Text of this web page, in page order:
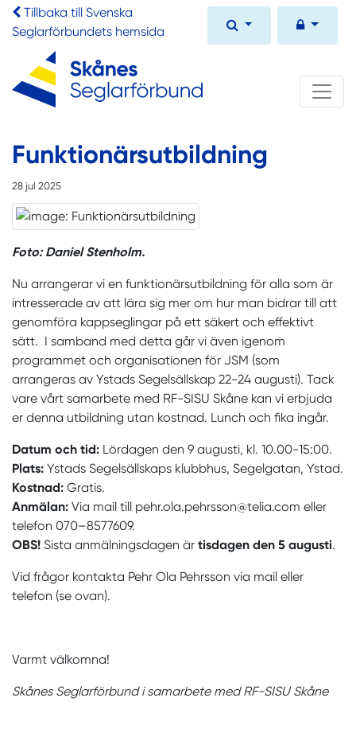
Tillbaka till Svenska
Seglarförbundets hemsida
Funktionärsutbildning
28 jul 2025
Foto: Daniel Stenholm.
Nu arrangerar vi en funktionärsutbildning för alla som är
intresserade av att lära sig mer om hur man bidrar till att
genomföra kappseglingar på ett säkert och effektivt
sätt. I samband med detta går vi även igenom
programmet och organisationen för JSM (som
arrangeras av Ystads Segelsällskap 22-24 augusti). Tack
vare vårt samarbete med RF-SISU Skåne kan vi erbjuda
er denna utbildning utan kostnad. Lunch och fika ingår.
Datum och tid: Lördagen den 9 augusti, kl. 10.00-15:00.
Plats: Ystads Segelsällskaps klubbhus, Segelgatan, Ystad.
Kostnad: Gratis.
Anmälan: Via mail till pehr.ola.pehrsson@telia.com eller
telefon 070–8577609.
OBS! Sista anmälningsdagen är tisdagen den 5 augusti.
Vid frågor kontakta Pehr Ola Pehrsson via mail eller
telefon (se ovan).
Varmt välkomna!
Skånes Seglarförbund i samarbete med RF-SISU Skåne